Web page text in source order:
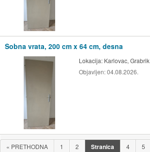
Sobna vrata, 200 cm x 64 cm, desna
Lokacija: Karlovac, Grabrik
Objavljen:04.08.2026.
« PRETHODNA 1 2
Stranica
4 5